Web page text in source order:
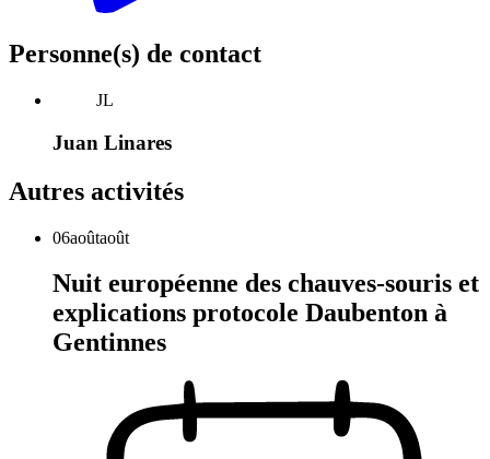
Personne(s) de contact
JL
Juan Linares
Autres activités
06aoûtaoût
Nuit européenne des chauves-souris et
explications protocole Daubenton à
Gentinnes